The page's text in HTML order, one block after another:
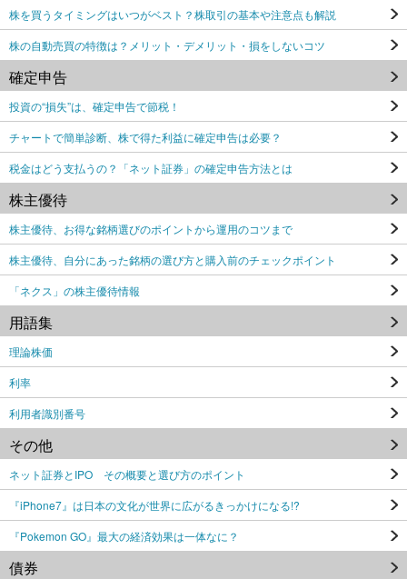
株を買うタイミングはいつがベスト？株取引の基本や注意点も解説
株の自動売買の特徴は？メリット・デメリット・損をしないコツ
確定申告
投資の“損失”は、確定申告で節税！
チャートで簡単診断、株で得た利益に確定申告は必要？
税金はどう支払うの？「ネット証券」の確定申告方法とは
株主優待
株主優待、お得な銘柄選びのポイントから運用のコツまで
株主優待、自分にあった銘柄の選び方と購入前のチェックポイント
「ネクス」の株主優待情報
用語集
理論株価
利率
利用者識別番号
その他
ネット証券とIPO その概要と選び方のポイント
『iPhone7』は日本の文化が世界に広がるきっかけになる!?
『Pokemon GO』最大の経済効果は一体なに？
債券